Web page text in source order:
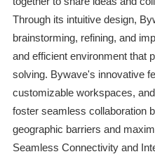
Through its intuitive design,
brainstorming, refining, and
and efficient environment that
solving. Bywave's innovative
customizable workspaces,
foster seamless collaboration
geographic barriers and
Seamless Connectivity and